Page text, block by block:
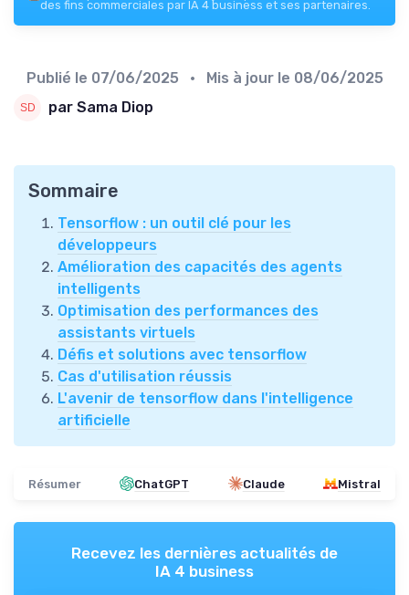
des fins commerciales par IA 4 business et ses partenaires.
Publié le 07/06/2025 • Mis à jour le 08/06/2025
par Sama Diop
Sommaire
Tensorflow : un outil clé pour les
développeurs
Amélioration des capacités des agents
intelligents
Optimisation des performances des
assistants virtuels
Défis et solutions avec tensorflow
Cas d'utilisation réussis
L'avenir de tensorflow dans l'intelligence
artificielle
Résumer ChatGPT Claude Mistral
Recevez les dernières actualités de
IA 4 business